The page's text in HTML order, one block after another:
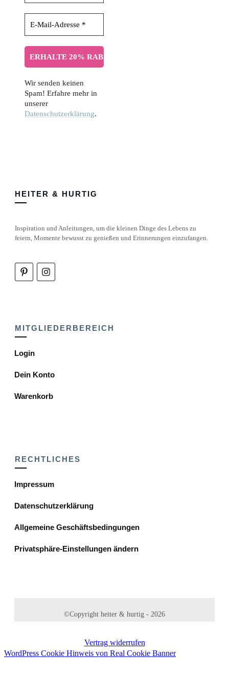
Wir senden keinen
Spam! Erfahre mehr in
unserer
Datenschutzerklärung.
HEITER & HURTIG
Inspiration und Anleitungen, um die kleinen Dinge des Lebens zu
feiern, Momente bewusst zu genießen und Erinnerungen einzufangen.
MITGLIEDERBEREICH
Login
Dein Konto
Warenkorb
RECHTLICHES
Impressum
Datenschutzerklärung
Allgemeine Geschäftsbedingungen
Privatsphäre-Einstellungen ändern
©Copyright heiter & hurtig - 2026
Vertrag widerrufen
WordPress Cookie Hinweis von Real Cookie Banner